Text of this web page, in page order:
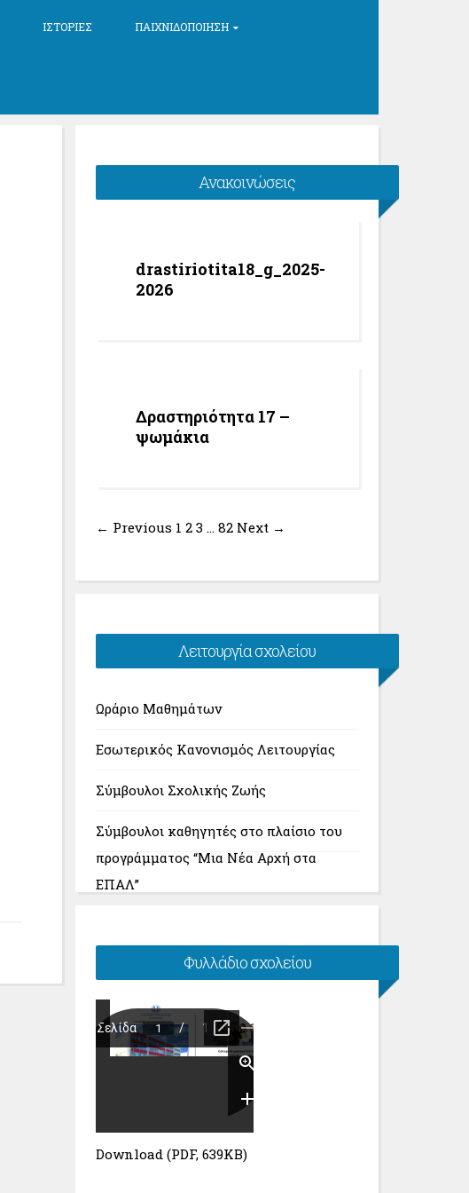
ΙΣΤΟΡΊΕΣ ΠΑΙΧΝΙΔΟΠΟΊΗΣΗ
Ανακοινώσεις
drastiriotita18_g_2025-
2026
Δραστηριότητα 17 –
ψωμάκια
← Previous 1 2 3 … 82 Next →
Λειτουργία σχολείου
Ωράριο Μαθημάτων
Εσωτερικός Κανονισμός Λειτουργίας
Σύμβουλοι Σχολικής Ζωής
Σύμβουλοι καθηγητές στο πλαίσιο του
προγράμματος “Μια Νέα Αρχή στα
ΕΠΑΛ”
Φυλλάδιο σχολείου
Download (PDF, 639KB)